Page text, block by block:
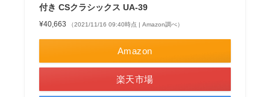
付き CSクラシックス UA-39
¥40,663 （2021/11/16 09:40時点 | Amazon調べ）
Amazon
楽天市場